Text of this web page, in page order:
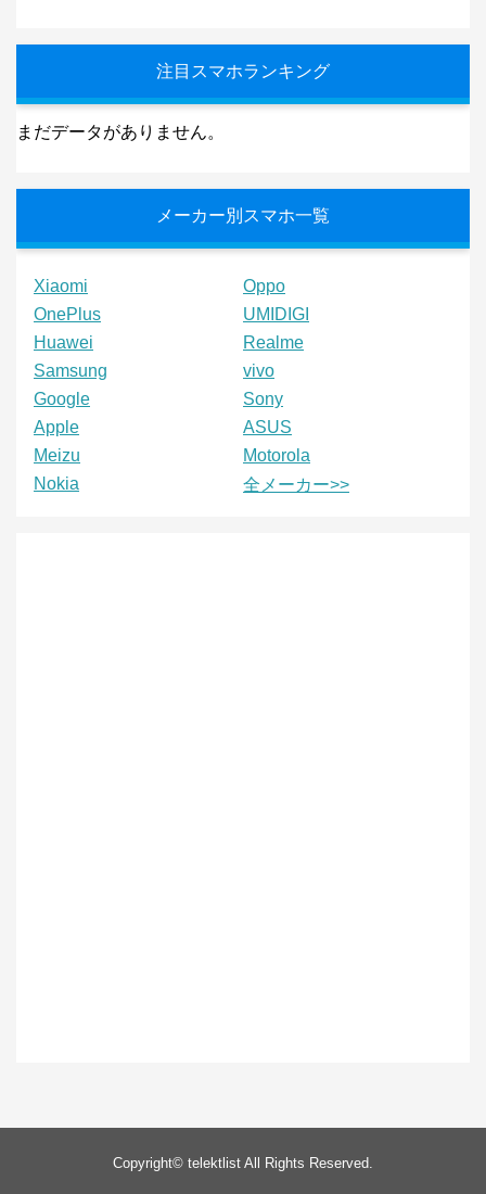
注目スマホランキング
まだデータがありません。
メーカー別スマホ一覧
Xiaomi
Oppo
OnePlus
UMIDIGI
Huawei
Realme
Samsung
vivo
Google
Sony
Apple
ASUS
Meizu
Motorola
Nokia
全メーカー>>
Copyright© telektlist All Rights Reserved.